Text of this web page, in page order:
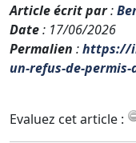
Article écrit par:
Date: 17/06/2026
Permalien :https://
un-refus-de-
Evaluez cet article :